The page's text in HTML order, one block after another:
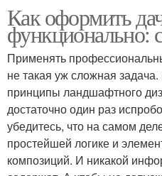
Как оформить
функционально:
Применять
не такая уж сложная
принципы ландшафтного
достаточно один раз
убедитесь, что на самом
простейшей логике и
композиций. И никакой